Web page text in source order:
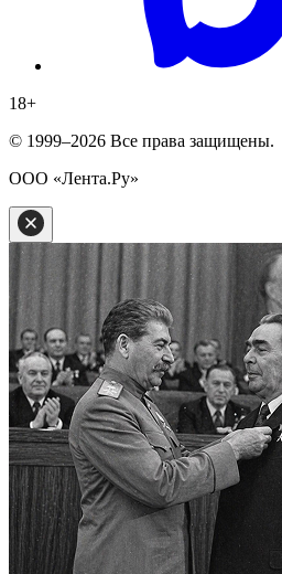
18+
© 1999–2026 Все права защищены.
ООО «Лента.Ру»